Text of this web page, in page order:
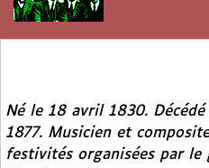
Né le 18 avril 1830.
1877. Musicien et
festivités organisées par le